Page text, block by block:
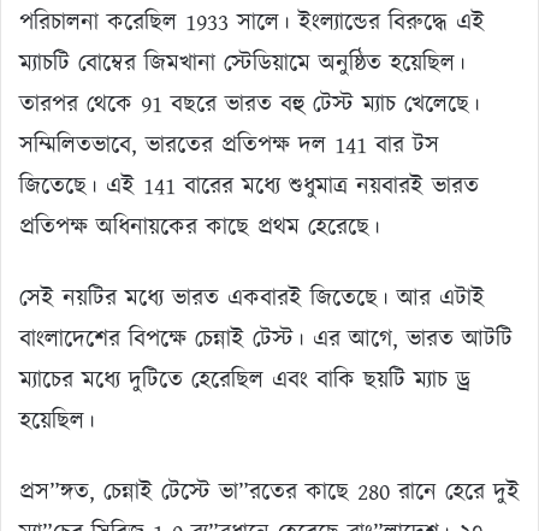
পরিচালনা করেছিল 1933 সালে। ইংল্যান্ডের বিরুদ্ধে এই
ম্যাচটি বোম্বের জিমখানা স্টেডিয়ামে অনুষ্ঠিত হয়েছিল।
তারপর থেকে 91 বছরে ভারত বহু টেস্ট ম্যাচ খেলেছে।
সম্মিলিতভাবে, ভারতের প্রতিপক্ষ দল 141 বার টস
জিতেছে। এই 141 বারের মধ্যে শুধুমাত্র নয়বারই ভারত
প্রতিপক্ষ অধিনায়কের কাছে প্রথম হেরেছে।
সেই নয়টির মধ্যে ভারত একবারই জিতেছে। আর এটাই
বাংলাদেশের বিপক্ষে চেন্নাই টেস্ট। এর আগে, ভারত আটটি
ম্যাচের মধ্যে দুটিতে হেরেছিল এবং বাকি ছয়টি ম্যাচ ড্র
হয়েছিল।
প্রস”ঙ্গত, চেন্নাই টেস্টে ভা”রতের কাছে 280 রানে হেরে দুই